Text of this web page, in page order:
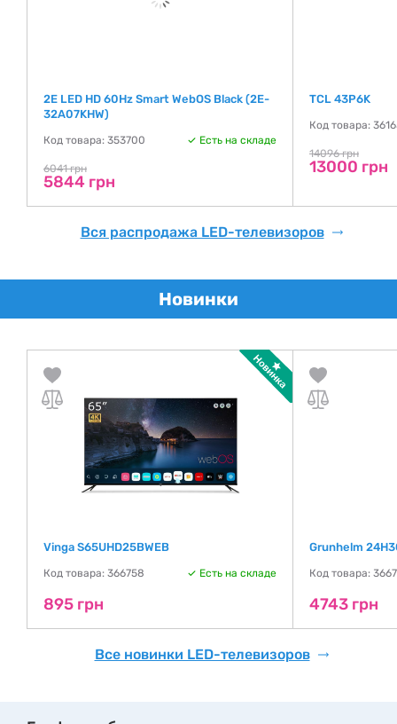
2E LED HD 60Hz Smart WebOS Black (2E-
32A07KHW)
Код товара: 353700 Есть на складе
6041 грн
5844 грн
TCL 43P6K
Код товара:
14096 грн
13000 грн
Вся распродажа LED-телевизоров
Новинки
Vinga S65UHD25BWEB
Код товара: 366758 Есть на складе
895 грн
Grunhelm
Код товара:
4743 грн
Все новинки LED-телевизоров